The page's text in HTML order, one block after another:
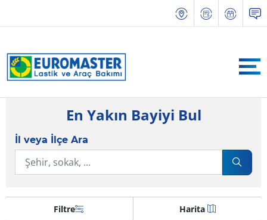
En Yakın Bayiyi Bul
İl veya İlçe Ara
Filtre Harita